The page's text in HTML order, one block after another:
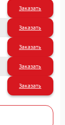
Заказать